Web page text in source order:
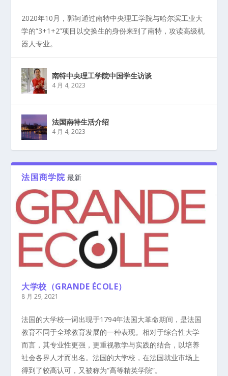
2020年10月，郭轲通过南特中央理工学院与哈尔滨工业大
学的“3+1+2”项目以交换生的身份来到了南特，攻读高级机
器人专业。
南特中央理工学院中国学生访谈
4 月 4, 2023
法国南特生活介绍
4 月 4, 2023
法国商学院 最新
大学校（GRANDE ÉCOLE）
8 月 29, 2021
法国的大学校一词出现于1794年法国大革命期间，是法国
教育不同于全球教育发展的一种表现。相对于综合性大学
而言，其专业性更强，更重视教学与实践的结合，以培养
社会各界人才而出名。法国的大学校，在法国就业市场上
得到了较高认可，又被称为“高等精英学院”。